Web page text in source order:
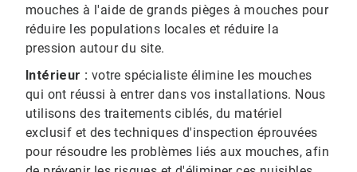
mouches à l'aide de grands pièges à mouches pour
réduire les populations locales et réduire la
pression autour du site.
Intérieur : votre spécialiste élimine les mouches
qui ont réussi à entrer dans vos installations. Nous
utilisons des traitements ciblés, du matériel
exclusif et des techniques d'inspection éprouvées
pour résoudre les problèmes liés aux mouches, afin